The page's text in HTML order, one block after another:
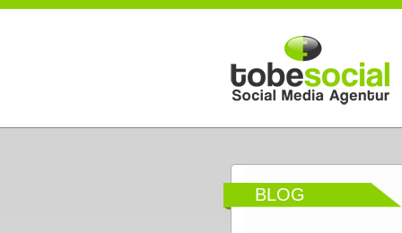
Direkt zum Inhalt
BLOG